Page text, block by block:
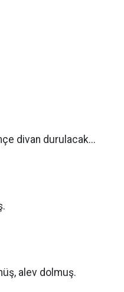
divan durulacak...
alev dolmuş.